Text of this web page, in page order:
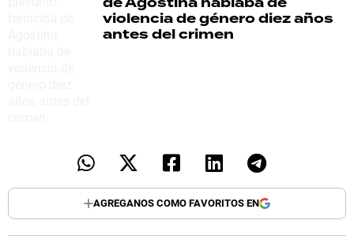
violencia de género diez años
antes del crimen
AGREGANOS COMO FAVORITOS EN